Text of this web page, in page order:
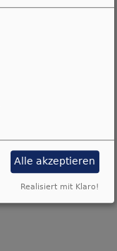
Alle akzeptieren
Realisiert mit Klaro!